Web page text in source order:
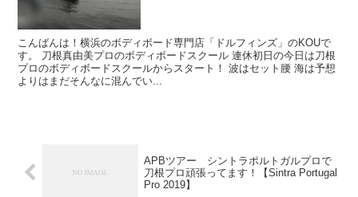
こんばんは！横浜のボディボード専門店「ドルフィンズ」のKOUで
す。 刀根真由美プロのボディボードスクール 連休初日の今日は刀根
プロのボディボードスクールからスタート！ 波はセット腰 海は予想
よりはまだそんなに混んでい...
APBツアー シントラポルトガルプロで
刀根プロ頑張ってます！【Sintra Portugal
Pro 2019】